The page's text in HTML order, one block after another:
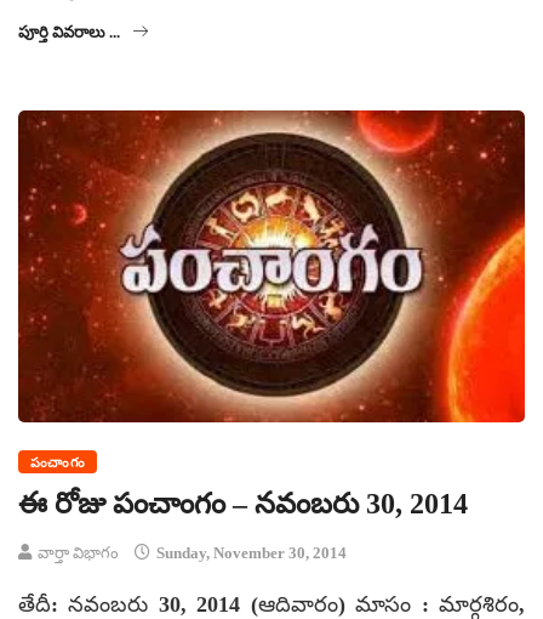
పూర్తి వివరాలు ...
పంచాంగం
ఈ రోజు పంచాంగం – నవంబరు 30, 2014
వార్తా విభాగం Sunday, November 30, 2014
తేదీ: నవంబరు 30, 2014 (ఆదివారం) మాసం : మార్గశిరం,